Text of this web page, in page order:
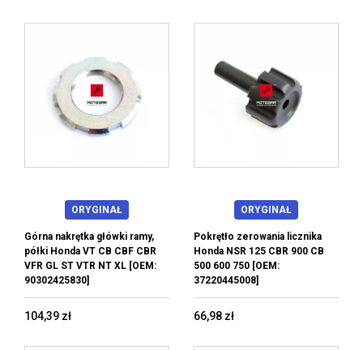
ORYGINAŁ
Górna nakrętka główki ramy,
półki Honda VT CB CBF CBR
VFR GL ST VTR NT XL [OEM:
90302425830]
104,39 zł
ORYGINAŁ
Pokrętło zerowania licznika
Honda NSR 125 CBR 900 CB
500 600 750 [OEM:
37220445008]
66,98 zł